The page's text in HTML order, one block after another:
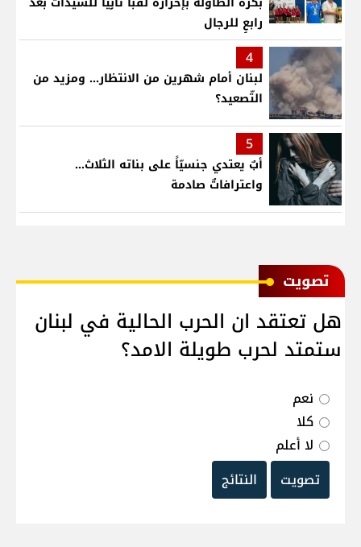
رابعٍ للرجال
4
لبنان أمام شهرين من الانتظار... ومزيد من
التّصعيد؟
5
أبٌ يعتدي جنسيّاً على بناته الثلاث…
واعترافاتٌ صادمة
ﺗﺼﻮﻳﺖ
هل تعتقد ان الحرب الحالية في لبنان
ستمتد لحرب طويلة الامد؟
نعم
كلا
لا أعلم
تصويت
النتائج